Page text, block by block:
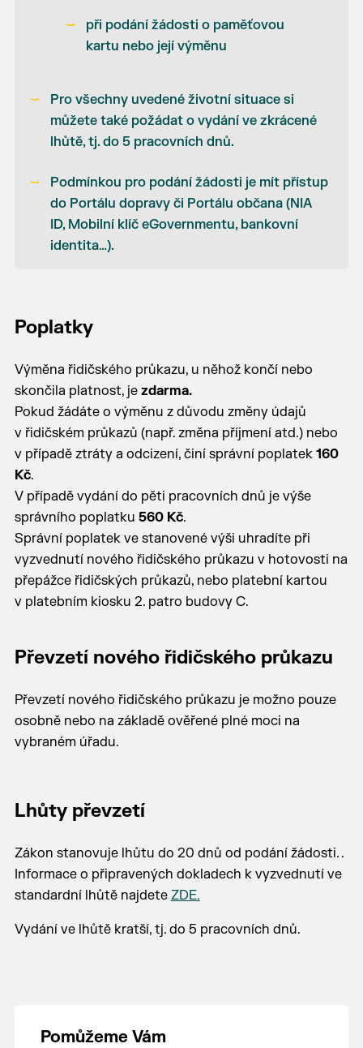
při podání žádosti o paměťovou
kartu nebo její výměnu
Pro všechny uvedené životní situace si
můžete také požádat o vydání ve zkrácené
lhůtě, tj. do 5 pracovních dnů.
Podmínkou pro podání žádosti je mít přístup
do Portálu dopravy či Portálu občana (NIA
ID, Mobilní klíč eGovernmentu, bankovní
identita…).
Poplatky
Výměna řidičského průkazu, u něhož končí nebo
skončila platnost, je zdarma.
Pokud žádáte o výměnu z důvodu změny údajů
v řidičském průkazů (např. změna příjmení atd.) nebo
v případě ztráty a odcizení, činí správní poplatek 160
Kč.
V případě vydání do pěti pracovních dnů je výše
správního poplatku 560 Kč.
Správní poplatek ve stanovené výši uhradíte při
vyzvednutí nového řidičského průkazu v hotovosti na
přepážce řidičských průkazů, nebo platební kartou
v platebním kiosku 2. patro budovy C.
Převzetí nového řidičského průkazu
Převzetí nového řidičského průkazu je možno pouze
osobně nebo na základě ověřené plné moci na
vybraném úřadu.
Lhůty převzetí
Zákon stanovuje lhůtu do 20 dnů od podání žádosti. .
Informace o připravených dokladech k vyzvednutí ve
standardní lhůtě najdete ZDE.
Vydání ve lhůtě kratší, tj. do 5 pracovních dnů.
Pomůžeme Vám